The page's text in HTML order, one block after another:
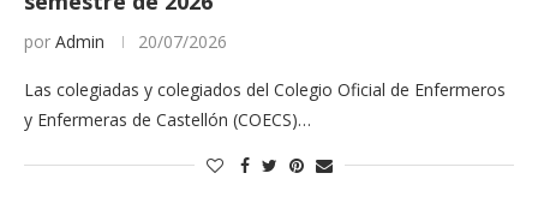
por Admin 20/07/2026
Las colegiadas y colegiados del Colegio Oficial de Enfermeros
y Enfermeras de Castellón (COECS)…